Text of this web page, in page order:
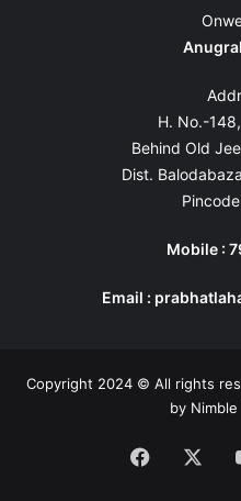
H. No.-
Behind Old
Dist.
Mobile :
Email :
Copyright 2024 © All rights
by
Facebook